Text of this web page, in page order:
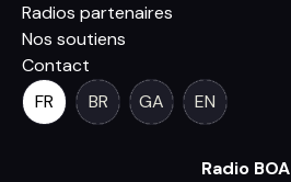
Radios partenaires
Nos soutiens
Contact
FR
BR GA EN
Radio BOA